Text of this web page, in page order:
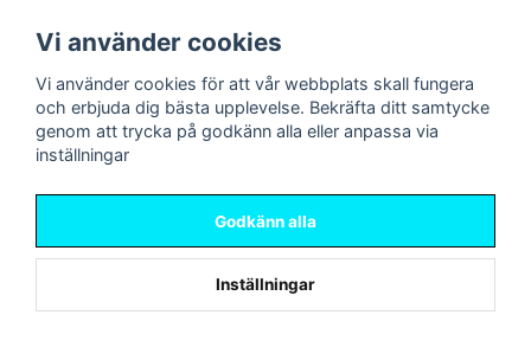
Navigering
Nyheter!
Förbeställning
Mitt konto
Logga in
Registrera dig
Glömt lösenord?
Sociala medier
Vi använder cookies
Vi använder cookies för att vår webbplats skall fungera
och erbjuda dig bästa upplevelse. Bekräfta ditt samtycke
genom att trycka på godkänn alla eller anpassa via
inställningar
Godkänn alla
Inställningar